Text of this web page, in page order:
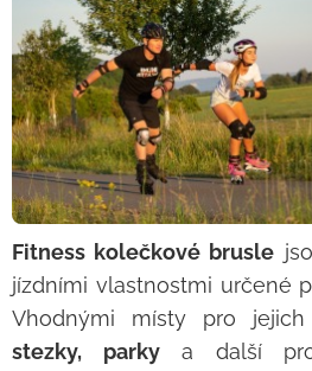
Fitness kolečkové brusle
jízdními vlastnostmi určené
Vhodnými místy pro
stezky, parkya další